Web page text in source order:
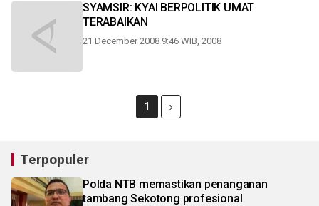
SYAMSIR: KYAI BERPOLITIK UMAT
TERABAIKAN
21 December 2008 9:46 WIB, 2008
1
Terpopuler
Polda NTB memastikan penanganan
tambang Sekotong profesional